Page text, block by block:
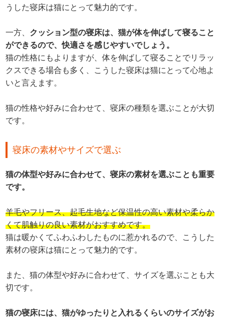
うした寝床は猫にとって魅力的です。
一方、 クッション型の寝床は、猫が体を伸ばして寝ること
ができるので、快適さを感じやすいでしょう。
猫の性格にもよりますが、体を伸ばして寝ることでリラッ
クスできる場合も多く、こうした寝床は猫にとって心地よ
いと言えます。
猫の性格や好みに合わせて、寝床の種類を選ぶことが大切
です。
寝床の素材やサイズで選ぶ
猫の体型や好みに合わせて、寝床の素材を選ぶことも重要
です。
羊毛やフリース、起毛生地など保温性の高い素材や柔らか
くて肌触りの良い素材がおすすめです。
猫は暖かくてふわふわしたものに惹かれるので、こうした
素材の寝床は猫にとって魅力的です。
また、猫の体型や好みに合わせて、サイズを選ぶことも大
切です。
猫の寝床には、猫がゆったりと入れるくらいのサイズがお